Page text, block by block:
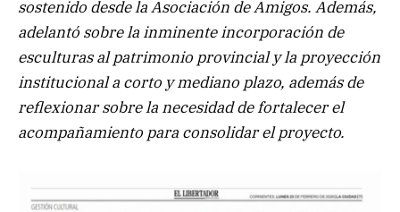
sostenido desde la Asociación de Amigos. Además,
adelantó sobre la inminente incorporación de
esculturas al patrimonio provincial y la proyección
institucional a corto y mediano plazo, además de
reflexionar sobre la necesidad de fortalecer el
acompañamiento para consolidar el proyecto.